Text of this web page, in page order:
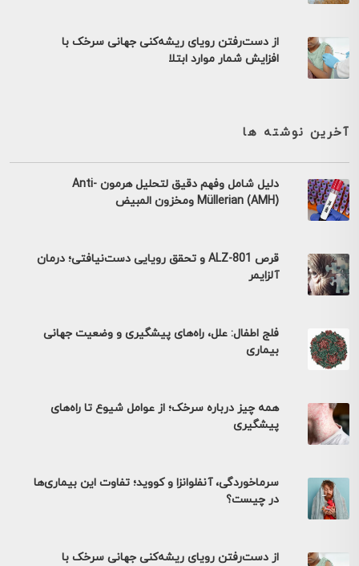
از دست‌رفتن رویای ریشه‌کنی جهانی سرخک با
افزایش شمار موارد ابتلا
آخرین نوشته ها
دليل شامل وفهم دقيق لتحليل هرمون Anti-
Müllerian (AMH) ومخزون المبيض
قرص ALZ-801 و تحقق رویایی دست‌نیافتی؛ درمان
آلزایمر
فلج اطفال: علل، راه‌های پیشگیری و وضعیت جهانی
بیماری
همه چیز درباره سرخک؛ از عوامل شیوع تا راه‌های
پیشگیری
سرماخوردگی، آنفلوانزا و کووید؛ تفاوت این بیماری‌ها
در چیست؟
از دست‌رفتن رویای ریشه‌کنی جهانی سرخک با